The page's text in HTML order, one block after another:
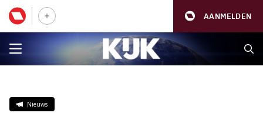
AANMELDEN
Nieuws